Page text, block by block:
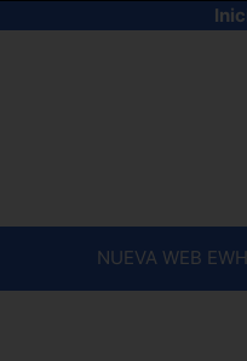
NUEVA WEB